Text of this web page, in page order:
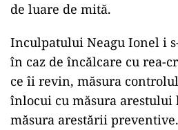
de luare de mită.
Inculpatului Neagu Ionel i
în caz de încălcare cu rea-
ce îi revin, măsura
înlocui cu măsura arestului
măsura arestării preventive.